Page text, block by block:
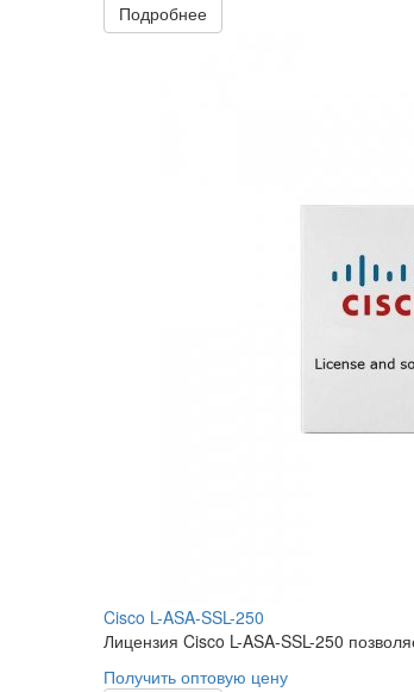
Подробнее
Cisco L-ASA-SSL-250
Лицензия Cisco L-ASA-SSL-250
Получить оптовую цену